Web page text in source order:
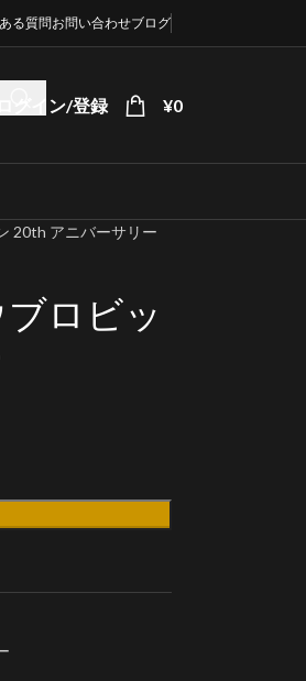
る質問お問い合わせブログ
ログイン/登録 ¥0
20th アニバーサリー
ロビッ